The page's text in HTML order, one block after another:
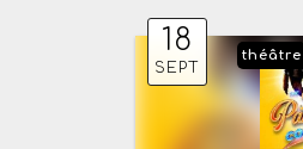
18
SEPT
théâtre